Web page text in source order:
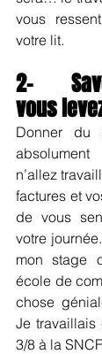
vous
votre lit.
2-
vous
Donner
n’allez
factures et
de vous
votre
mon stage
école de
chose
Je
3/8 à la